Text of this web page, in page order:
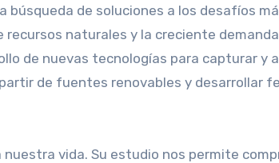
búsqueda de soluciones a los desafíos
recursos naturales y la creciente
de nuevas tecnologías para capturar y
de fuentes renovables y desarrollar
vida. Su estudio nos permite